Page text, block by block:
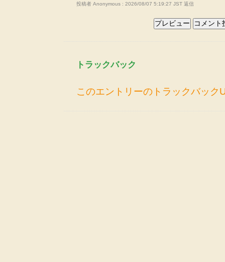
投稿者 Anonymous : 2026/08/07 5:19:27 JST 返信
トラックバック
このエントリーのトラックバック